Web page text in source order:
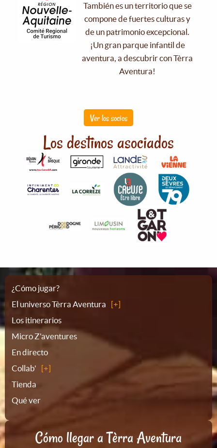
También es un territorio que se
compone de fuertes culturas y
de un patrimonio excepcional.
¡Un gran parque infantil de
aventura, a descubrir con Tèrra
Aventura!
Ver los socios
Los destinos asociados
Plano
del
sitio
¿Cómo jugar?
El universo Tèrra Aventura
Los itinerarios
Micro Z'aventures
En directo
Collab'
Tienda
Qué ver
Cómo llegar a Tèrra Aventura